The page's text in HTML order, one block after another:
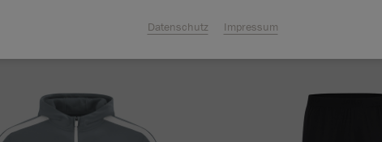
Datenschutz Impressum